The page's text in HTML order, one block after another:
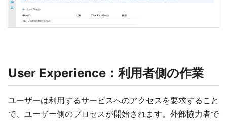
User Experience：利用者側の作業
ユーザーは利用するサービスへのアクセスを要求すること
で、ユーザー側のプロセスが開始されます。外部協力者で